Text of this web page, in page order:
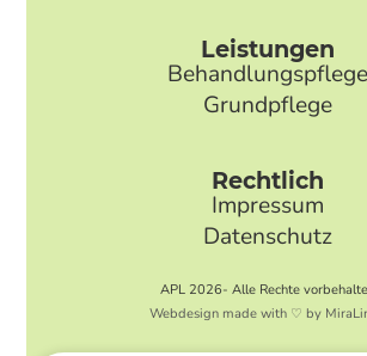
Leistungen
Behandlungspflege
Grundpflege
Rechtlich
Impressum
Datenschutz
APL 2026- Alle Rechte
Webdesign made with ♡ by